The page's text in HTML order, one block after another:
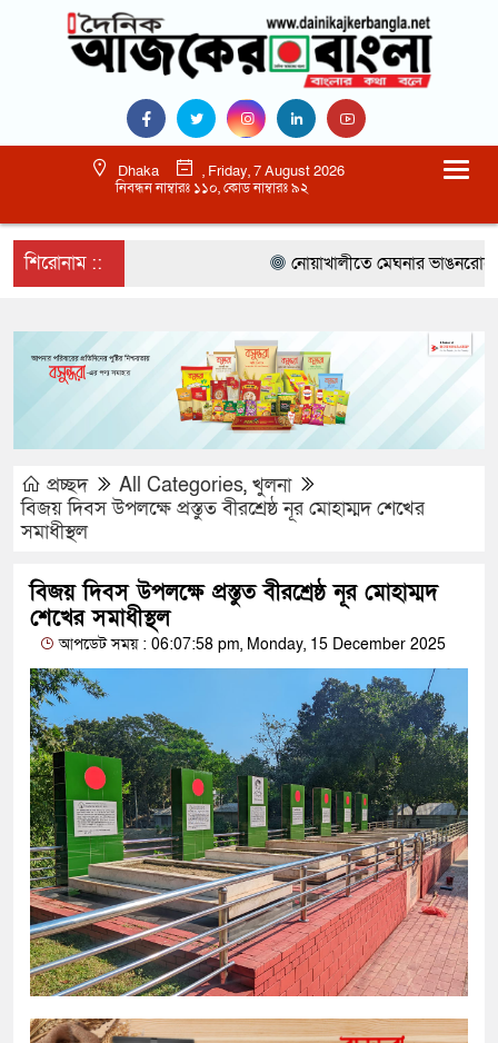
Dhaka
, Friday, 7 August 2026
নিবন্ধন নাম্বারঃ ১১০, কোড নাম্বারঃ ৯২
শিরোনাম :: নোয়াখালীতে মেঘনার ভাঙনরোধে
প্রচ্ছদ All Categories, খুলনা
বিজয় দিবস উপলক্ষে প্রস্তুত বীরশ্রেষ্ঠ নূর মোহাম্মদ শেখের
সমাধীস্থল
বিজয় দিবস উপলক্ষে প্রস্তুত বীরশ্রেষ্ঠ নূর মোহাম্মদ
শেখের সমাধীস্থল
আপডেট সময় : 06:07:58 pm, Monday, 15 December 2025